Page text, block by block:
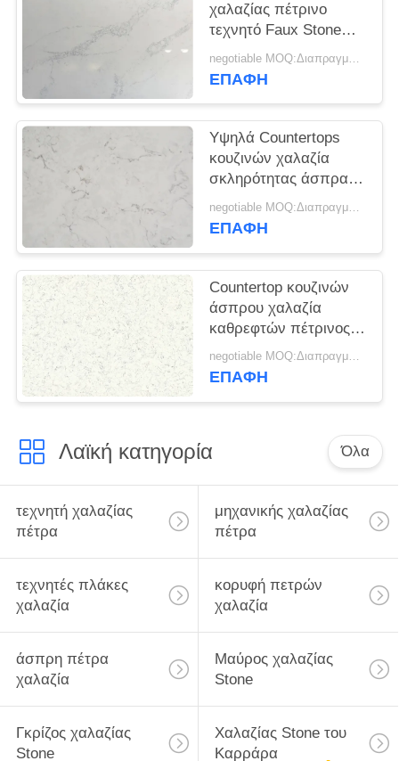
PRIVACY
POLICY
χαλαζίας πέτρινο
τεχνητό Faux Stone
που λεκιάζει ανθεκτικά
2,45 G/Cm3
negotiable MOQ:Διαπραγματεύσιμο
ΕΠΑΦΉ
Υψηλά Countertops
κουζινών χαλαζία
σκληρότητας άσπρα
γυάλισαν ευνοϊκό για
το περιβάλλον
negotiable MOQ:Διαπραγματεύσιμο
ΕΠΑΦΉ
Countertop κουζινών
άσπρου χαλαζία
καθρεφτών πέτρινος
αντι Vanitytop λουτρών
που εξασθενίζεται
negotiable MOQ:Διαπραγματεύσιμο
ΕΠΑΦΉ
Λαϊκή κατηγορία Όλα
τεχνητή χαλαζίας
πέτρα
μηχανικής χαλαζίας
πέτρα
τεχνητές πλάκες
χαλαζία
κορυφή πετρών
χαλαζία
άσπρη πέτρα
χαλαζία
Μαύρος χαλαζίας
Stone
Γκρίζος χαλαζίας
Stone
Χαλαζίας Stone του
Καρράρα